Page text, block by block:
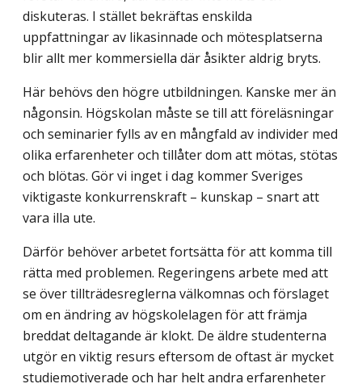
diskuteras. I stället bekräftas enskilda
uppfattningar av likasinnade och mötesplatserna
blir allt mer kommersiella där åsikter aldrig bryts.
Här behövs den högre utbildningen. Kanske mer än
någonsin. Högskolan måste se till att föreläsningar
och seminarier fylls av en mångfald av individer med
olika erfarenheter och tillåter dom att mötas, stötas
och blötas. Gör vi inget i dag kommer Sveriges
viktigaste konkurrenskraft – kunskap – snart att
vara illa ute.
Därför behöver arbetet fortsätta för att komma till
rätta med problemen. Regeringens arbete med att
se över tillträdesreglerna välkomnas och förslaget
om en ändring av högskolelagen för att främja
breddat deltagande är klokt. De äldre studenterna
utgör en viktig resurs eftersom de oftast är mycket
studiemotiverade och har helt andra erfarenheter